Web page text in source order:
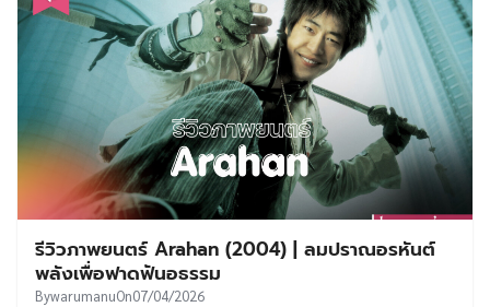
รีวิวภาพยนตร์ Arahan (2004) | ลมปราณอรหันต์
พลังเพื่อฟาดฟันอธรรม
BywarumanuOn07/04/2026